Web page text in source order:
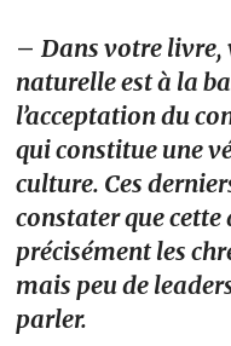
– Dans votre livre,
naturelle est à la
l’acceptation du
qui constitue une
culture. Ces
constater que
précisément les
mais peu de
parler.